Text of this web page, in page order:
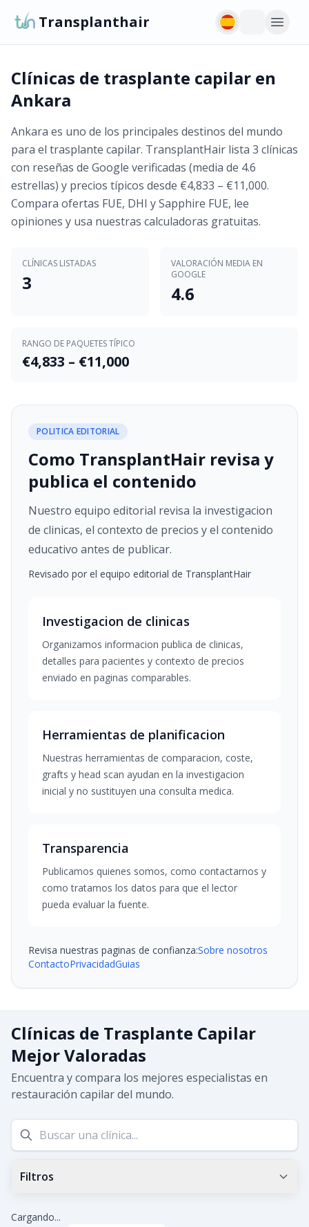
Transplanthair
Clínicas de trasplante capilar en
Ankara
Ankara es uno de los principales destinos del mundo
para el trasplante capilar. TransplantHair lista 3 clínicas
con reseñas de Google verificadas (media de 4.6
estrellas) y precios típicos desde €4,833 – €11,000.
Compara ofertas FUE, DHI y Sapphire FUE, lee
opiniones y usa nuestras calculadoras gratuitas.
CLÍNICAS LISTADAS
3
VALORACIÓN MEDIA EN
GOOGLE
4.6
RANGO DE PAQUETES TÍPICO
€4,833 – €11,000
POLITICA EDITORIAL
Como TransplantHair revisa y
publica el contenido
Nuestro equipo editorial revisa la investigacion
de clinicas, el contexto de precios y el contenido
educativo antes de publicar.
Revisado por el equipo editorial de TransplantHair
Investigacion de clinicas
Organizamos informacion publica de clinicas,
detalles para pacientes y contexto de precios
enviado en paginas comparables.
Herramientas de planificacion
Nuestras herramientas de comparacion, coste,
grafts y head scan ayudan en la investigacion
inicial y no sustituyen una consulta medica.
Transparencia
Publicamos quienes somos, como contactarnos y
como tratamos los datos para que el lector
pueda evaluar la fuente.
Revisa nuestras paginas de confianza:Sobre nosotros
ContactoPrivacidadGuias
Clínicas de Trasplante Capilar
Mejor Valoradas
Encuentra y compara los mejores especialistas en
restauración capilar del mundo.
Filtros
Cargando...